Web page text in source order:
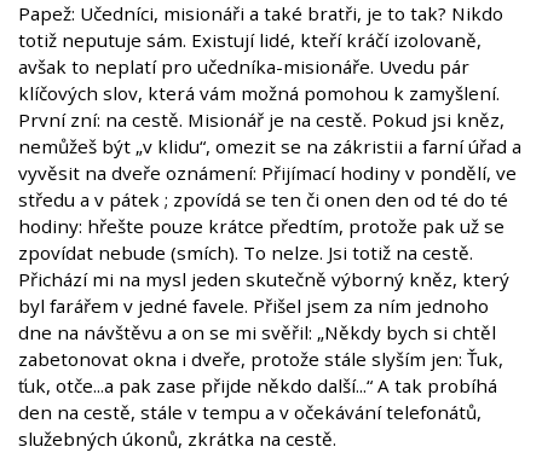
Papež: Učedníci, misionáři a také bratři, je to tak? Nikdo
totiž neputuje sám. Existují lidé, kteří kráčí izolovaně,
avšak to neplatí pro učedníka-misionáře. Uvedu pár
klíčových slov, která vám možná pomohou k zamyšlení.
První zní: na cestě. Misionář je na cestě. Pokud jsi kněz,
nemůžeš být „v klidu“, omezit se na zákristii a farní úřad a
vyvěsit na dveře oznámení: Přijímací hodiny v pondělí, ve
středu a v pátek ; zpovídá se ten či onen den od té do té
hodiny: hřešte pouze krátce předtím, protože pak už se
zpovídat nebude (smích). To nelze. Jsi totiž na cestě.
Přichází mi na mysl jeden skutečně výborný kněz, který
byl farářem v jedné favele. Přišel jsem za ním jednoho
dne na návštěvu a on se mi svěřil: „Někdy bych si chtěl
zabetonovat okna i dveře, protože stále slyším jen: Ťuk,
ťuk, otče...a pak zase přijde někdo další...“ A tak probíhá
den na cestě, stále v tempu a v očekávání telefonátů,
služebných úkonů, zkrátka na cestě.